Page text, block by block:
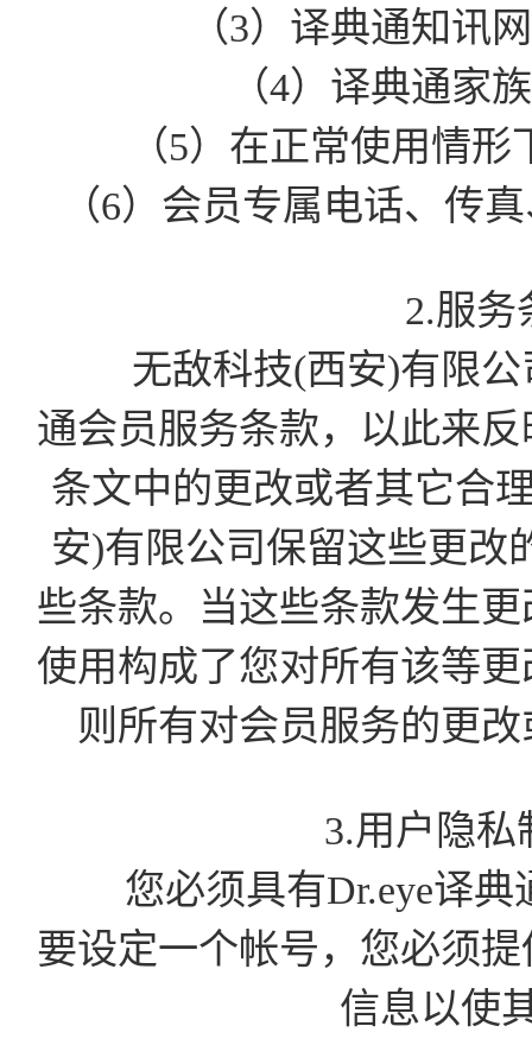
（3）译典通知讯
（4）译典通家
（5）在正常使用情
（6）会员专属电话、传
2.服务
无敌科技(西安)有限公
通会员服务条款，以此来
条文中的更改或者其它合
安)有限公司保留这些更改
些条款。当这些条款发生
使用构成了您对所有该等
则所有对会员服务的更
3.用户隐私
您必须具有Dr.eye译典
要设定一个帐号，您必须
信息以使